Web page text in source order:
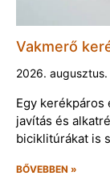
Vakmerő
2026.
Egy kerékpáros
javítás és
biciklitúrákat is
BŐVEBBEN »